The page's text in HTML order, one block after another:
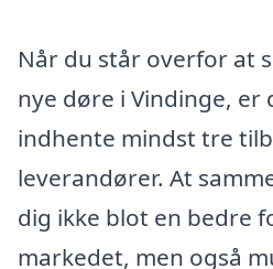
Når du står overfor at
nye døre i Vindinge, er
indhente mindst tre
leverandører. At
dig ikke blot en bedre
markedet, men også